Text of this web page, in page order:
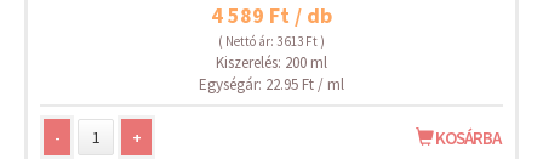
4 589 Ft / db
( Nettó ár: 3 613 Ft )
Kiszerelés: 200 ml
Egységár: 22.95 Ft / ml
- + KOSÁRBA